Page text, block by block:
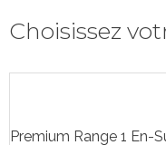
Choisissez
Premium Range 1 En-